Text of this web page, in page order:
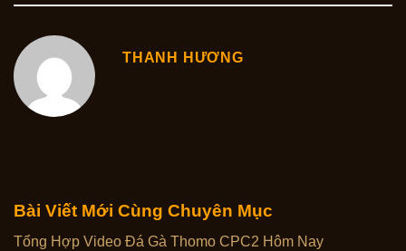
Bài Viết Mới Cùng Chuyên Mục
Tổng Hợp Video Đá Gà Thomo CPC2 Hôm Nay
THANH HƯƠNG